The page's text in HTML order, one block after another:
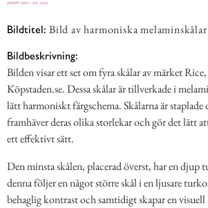
Bildtitel: Bild av harmoniska
Bildbeskrivning:
Bilden visar ett set om fyra skålar av märket
Köpstaden.se. Dessa skålar är tillverkade i
lätt harmoniskt färgschema. Skålarna är
framhäver deras olika storlekar och gör det lätt
ett effektivt sätt.
Den minsta skålen, placerad överst, har en djup
denna följer en något större skål i en ljusare
behaglig kontrast och samtidigt skapar en